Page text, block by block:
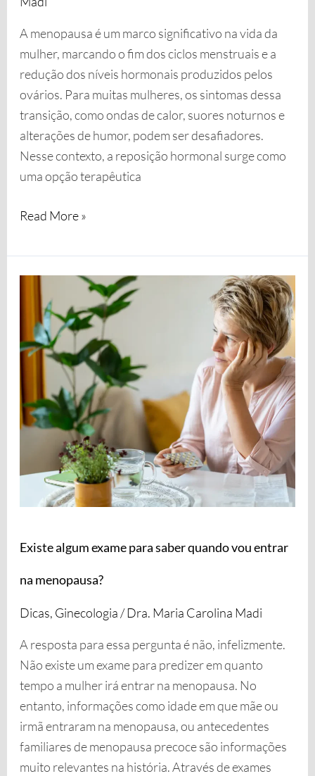
A menopausa é um marco significativo na vida da
mulher, marcando o fim dos ciclos menstruais e a
redução dos níveis hormonais produzidos pelos
ovários. Para muitas mulheres, os sintomas dessa
transição, como ondas de calor, suores noturnos e
alterações de humor, podem ser desafiadores.
Nesse contexto, a reposição hormonal surge como
uma opção terapêutica
Read More »
Existe algum exame para saber quando vou entrar
na menopausa?
Dicas, Ginecologia /Dra. Maria Carolina Madi
A resposta para essa pergunta é não, infelizmente.
Não existe um exame para predizer em quanto
tempo a mulher irá entrar na menopausa. No
entanto, informações como idade em que mãe ou
irmã entraram na menopausa, ou antecedentes
familiares de menopausa precoce são informações
muito relevantes na história. Através de exames
algum
exame
para
saber
quando
vou
entrar
menopausa?